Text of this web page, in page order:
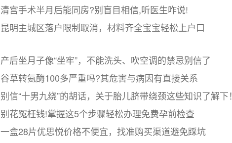
清宫手术半月后能同房?别盲目相信,听医生咋说!
昆明主城区落户限制取消，材料齐全宝宝轻松上户口
产后坐月子像“坐牢”，不能洗头、吹空调的禁忌别信了
谷草转氨酶100多严重吗?其危害与病因有直接关系
别信“十男九绕”的胡话，关于胎儿脐带绕颈这些知识了解下！
别花冤枉钱!掌握这5个步骤轻松办理免费孕前检查
一盒28片优思悦价格不便宜，找准购买渠道避免踩坑